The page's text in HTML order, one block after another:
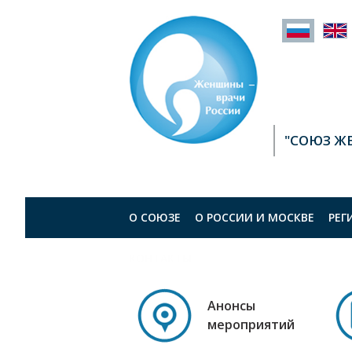
"СОЮЗ
О СОЮЗЕ О РОСCИИ И МОСКВЕ
Анонсы
мероприятий